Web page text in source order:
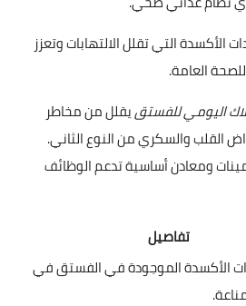
التي تقلل الالتهابات وتعزز
العامة.
اليومي للفستقيقلل من مخاطر
القلب والسكري من النوع الثاني.
ومعادن أساسية تدعم الوظائف
تفاصيل
الأكسدة الموجودة في الفستق في